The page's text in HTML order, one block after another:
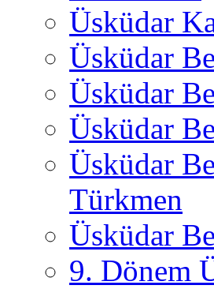
Üsküdar
Üsküdar
Üsküdar
Üsküdar
Üsküdar
Türkmen
Üsküdar
9. Dönem